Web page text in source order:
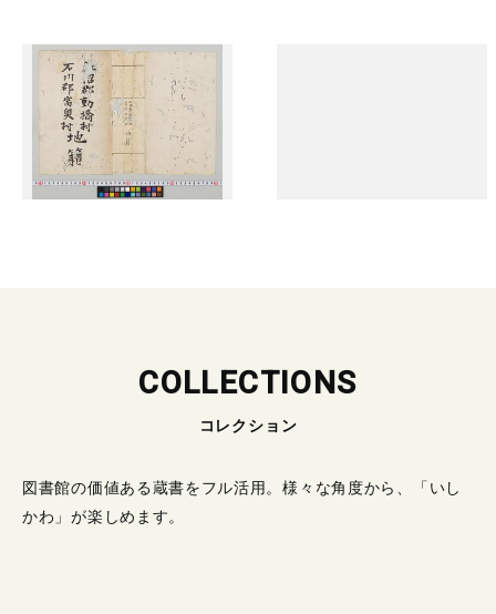
COLLECTIONS
コレクション
図書館の価値ある蔵書をフル活用。様々な角度から、「いし
かわ」が楽しめます。